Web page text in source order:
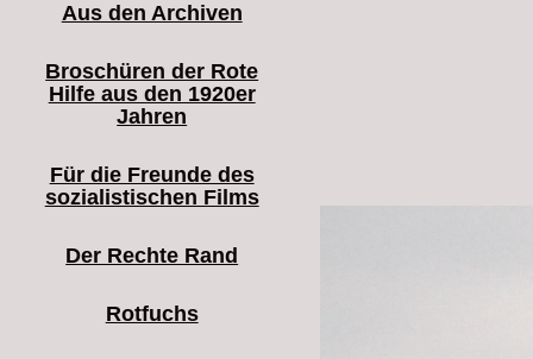
Aus den Archiven
Broschüren der Rote
Hilfe aus den 1920er
Jahren
Für die Freunde des
sozialistischen Films
Der Rechte Rand
Rotfuchs